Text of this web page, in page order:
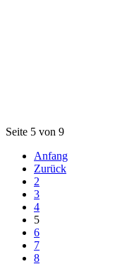
Seite 5 von 9
Anfang
Zurück
2
3
4
5
6
7
8